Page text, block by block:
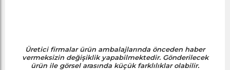
Üretici firmalar ürün ambalajlarında önceden haber
vermeksizin değişiklik yapabilmektedir. Gönderilecek
ürün ile görsel arasında küçük farklılıklar olabilir.